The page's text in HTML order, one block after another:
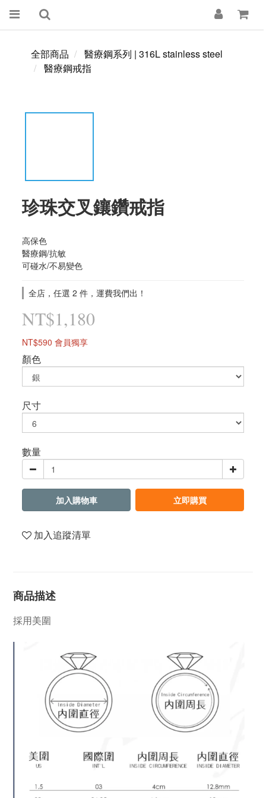
全部商品
醫療鋼系列 | 316L stainless steel
醫療鋼戒指
珍珠交叉鑲鑽戒指
高保色
醫療鋼/抗敏
可碰水/不易變色
全店，任選 2 件，運費我們出！
NT$1,180
NT$590 會員獨享
顏色
尺寸
數量
加入購物車 立即購買
加入追蹤清單
商品描述
採用美圍